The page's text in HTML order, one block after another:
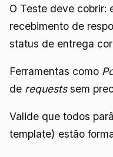
O Teste deve cobrir:
recebimento de
status de entrega
Ferramentas como
de requestssem
Valide que todos
template) estão